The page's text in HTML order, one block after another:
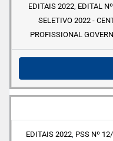
EDITAIS 2022, EDITAL
SELETIVO 2022 -
PROFISSIONAL
EDITAIS 2022, PSS Nº